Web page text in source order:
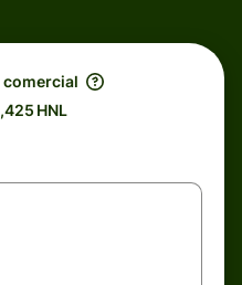
comercial
HNL